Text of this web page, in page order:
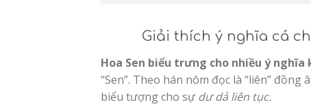
Giải thích ý nghĩa cá
Hoa Sen biểu trưng cho nhiều ý nghĩa
“Sen”. Theo hán nôm đọc là “liên” đồng
biểu tượng cho sự dư dả liên tục.